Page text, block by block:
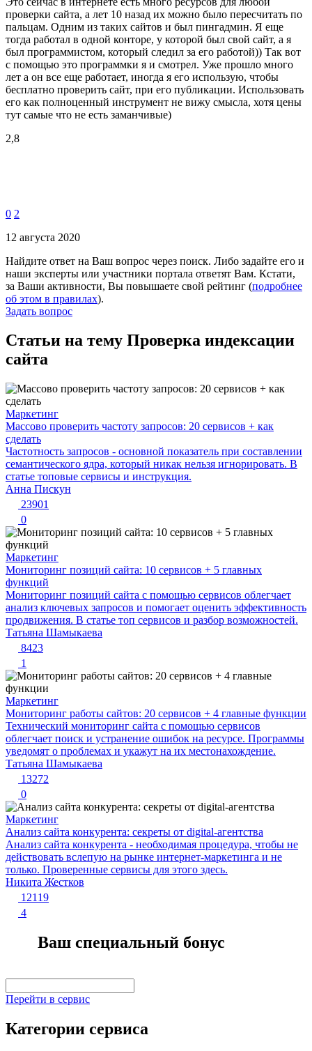
проверки сайта, а лет 10 назад их можно было пересчитать по
пальцам. Одним из таких сайтов и был пингадмин. Я еще
тогда работал в одной конторе, у которой был свой сайт, а я
был программистом, который следил за его работой)) Так вот
с помощью это программки я и смотрел. Уже прошло много
лет а он все еще работает, иногда я его использую, чтобы
бесплатно проверить сайт, при его публикации. Использовать
его как полноценный инструмент не вижу смысла, хотя цены
тут самые что не есть заманчивые)
2,8
0 2
12 августа 2020
Найдите ответ на Ваш вопрос через поиск. Либо задайте его и
наши эксперты или участники портала ответят Вам. Кстати,
за Ваши активности, Вы повышаете свой рейтинг (подробнее
об этом в правилах).
Задать вопрос
Статьи на тему Проверка индексации
сайта
Маркетинг
Массово проверить частоту запросов: 20 сервисов + как
сделать
Частотность запросов - основной показатель при составлении
семантического ядра, который никак нельзя игнорировать. В
статье топовые сервисы и инструкция.
Анна Пискун
23901
0
Маркетинг
Мониторинг позиций сайта: 10 сервисов + 5 главных
функций
Мониторинг позиций сайта с помощью сервисов облегчает
анализ ключевых запросов и помогает оценить эффективность
продвижения. В статье топ сервисов и разбор возможностей.
Татьяна Шамыкаева
8423
1
Маркетинг
Мониторинг работы сайтов: 20 сервисов + 4 главные функции
Технический мониторинг сайта с помощью сервисов
облегчает поиск и устранение ошибок на ресурсе. Программы
уведомят о проблемах и укажут на их местонахождение.
Татьяна Шамыкаева
13272
0
Маркетинг
Анализ сайта конкурента: секреты от digital-агентства
Анализ сайта конкурента - необходимая процедура, чтобы не
действовать вслепую на рынке интернет-маркетинга и не
только. Проверенные сервисы для этого здесь.
Никита Жестков
12119
4
Ваш специальный бонус
Перейти в сервис
Категории сервиса